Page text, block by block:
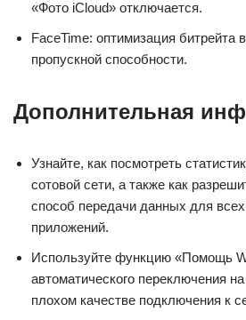
«Фото iCloud» отключается.
FaceTime: оптимизация битрейта
пропускной способности.
Дополнительная
Узнайте, как посмотреть
сотовой сети, а также как
способ передачи данных для
приложений.
Используйте функцию «Помощь
автоматического переключения
плохом качестве подключения к